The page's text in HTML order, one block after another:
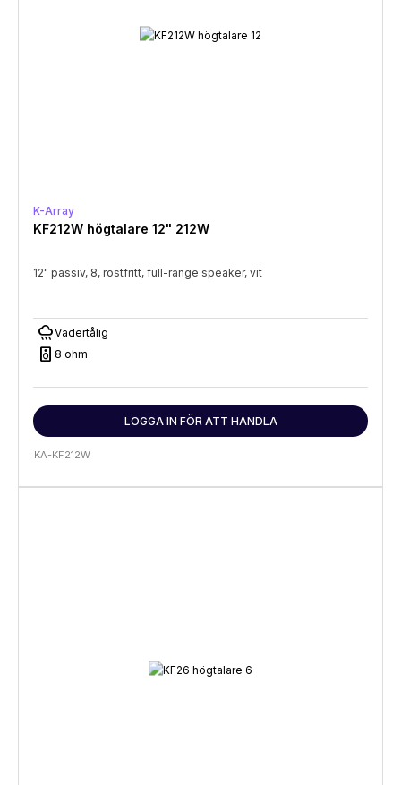
K-Array
KF212W högtalare 12" 212W
12" passiv, 8, rostfritt, full-range speaker, vit
rainyVädertålig
speaker 8 ohm
LOGGA IN FÖR ATT HANDLA
KA-KF212W